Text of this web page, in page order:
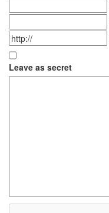
Leave as secret
Tag
Cloud
안
녕
Mozilla